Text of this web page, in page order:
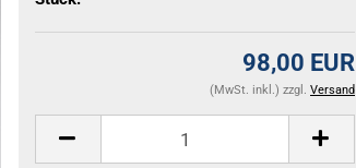
98,00 EUR
(MwSt. inkl.) zzgl. Versand